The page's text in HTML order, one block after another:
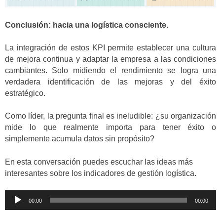
Conclusión: hacia una logística consciente.
La integración de estos KPI permite establecer una cultura
de mejora continua y adaptar la empresa a las condiciones
cambiantes. Solo midiendo el rendimiento se logra una
verdadera identificación de las mejoras y del éxito
estratégico.
Como líder, la pregunta final es ineludible: ¿su organización
mide lo que realmente importa para tener éxito o
simplemente acumula datos sin propósito?
En esta conversación puedes escuchar las ideas más
interesantes sobre los indicadores de gestión logística.
Reproductor
00:00 00:00